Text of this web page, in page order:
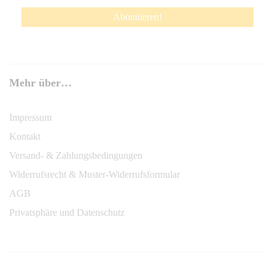
Mehr über…
Impressum
Kontakt
Versand- & Zahlungsbedingungen
Widerrufsrecht & Muster-Widerrufsformular
AGB
Privatsphäre und Datenschutz